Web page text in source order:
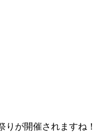
が開催されますね！